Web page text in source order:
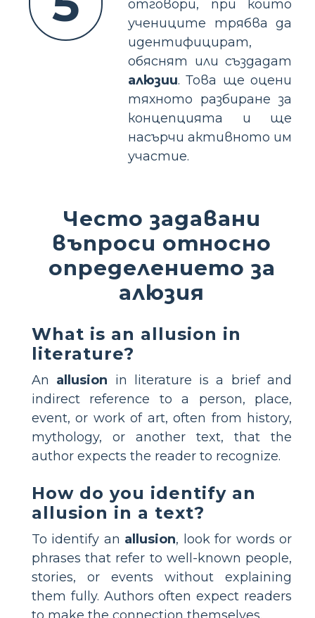
отговори, при които
учениците трябва да
идентифицират,
обяснят или създадат
алюзии. Това ще оцени
тяхното разбиране за
концепцията и ще
насърчи активното им
участие.
Често задавани
въпроси относно
определението за
алюзия
What is an allusion in
literature?
An allusion in literature is a brief and
indirect reference to a person, place,
event, or work of art, often from history,
mythology, or another text, that the
author expects the reader to recognize.
How do you identify an
allusion in a text?
To identify an allusion, look for words or
phrases that refer to well-known people,
stories, or events without explaining
them fully. Authors often expect readers